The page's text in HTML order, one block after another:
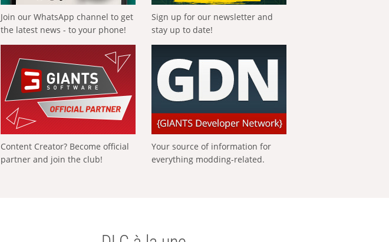
Join our WhatsApp channel to get
the latest news - to your phone!
Sign up for our newsletter and
stay up to date!
Content Creator? Become official
partner and join the club!
Your source of information for
everything modding-related.